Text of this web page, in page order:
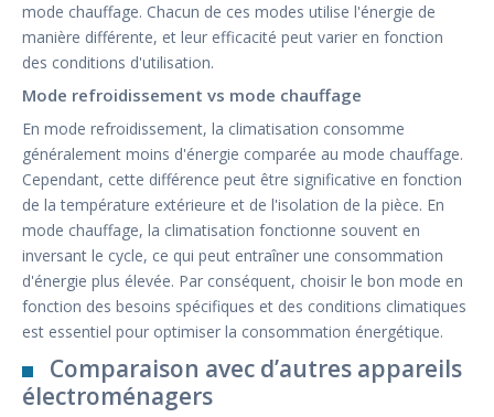
mode chauffage. Chacun de ces modes utilise l'énergie de
manière différente, et leur efficacité peut varier en fonction
des conditions d'utilisation.
Mode refroidissement vs mode chauffage
En mode refroidissement, la climatisation consomme
généralement moins d'énergie comparée au mode chauffage.
Cependant, cette différence peut être significative en fonction
de la température extérieure et de l'isolation de la pièce. En
mode chauffage, la climatisation fonctionne souvent en
inversant le cycle, ce qui peut entraîner une consommation
d'énergie plus élevée. Par conséquent, choisir le bon mode en
fonction des besoins spécifiques et des conditions climatiques
est essentiel pour optimiser la consommation énergétique.
Comparaison avec d’autres appareils
électroménagers